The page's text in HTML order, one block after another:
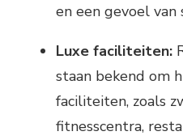
en een gevoel van
Luxe faciliteiten:
staan bekend om
faciliteiten, zoals
fitnesscentra,